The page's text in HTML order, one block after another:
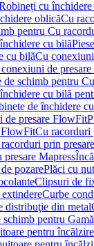
cu închidere
oblicăCu
pentru Cu
cu bilă
cu bilăCu
de
de schimb pentru
cu bilă
de închidere
de presare FlowFit
FlowFitCu racorduri
prin
Mapress
pozarePlăci cu
Clipsuri de
Curbe
distribuţie din metal
schimb pentru
pentru